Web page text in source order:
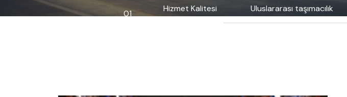
Hizmet Kalitesi Uluslararası taşımacılık